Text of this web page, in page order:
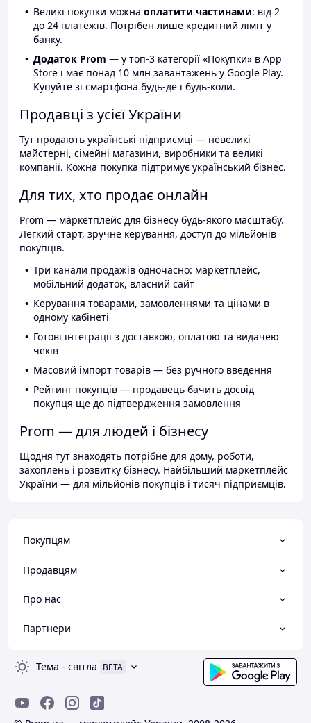
Великі покупки можна оплатити частинами: від 2
до 24 платежів. Потрібен лише кредитний ліміт у
банку.
Додаток Prom — у топ-3 категорії «Покупки» в App
Store і має понад 10 млн завантажень у Google Play.
Купуйте зі смартфона будь-де і будь-коли.
Продавці з усієї України
Тут продають українські підприємці — невеликі
майстерні, сімейні магазини, виробники та великі
компанії. Кожна покупка підтримує український бізнес.
Для тих, хто продає онлайн
Prom — маркетплейс для бізнесу будь-якого масштабу.
Легкий старт, зручне керування, доступ до мільйонів
покупців.
Три канали продажів одночасно: маркетплейс,
мобільний додаток, власний сайт
Керування товарами, замовленнями та цінами в
одному кабінеті
Готові інтеграції з доставкою, оплатою та видачею
чеків
Масовий імпорт товарів — без ручного введення
Рейтинг покупців — продавець бачить досвід
покупця ще до підтвердження замовлення
Prom — для людей і бізнесу
Щодня тут знаходять потрібне для дому, роботи,
захоплень і розвитку бізнесу. Найбільший маркетплейс
України — для мільйонів покупців і тисяч підприємців.
Покупцям
Продавцям
Про нас
Партнери
Тема - світла BETA